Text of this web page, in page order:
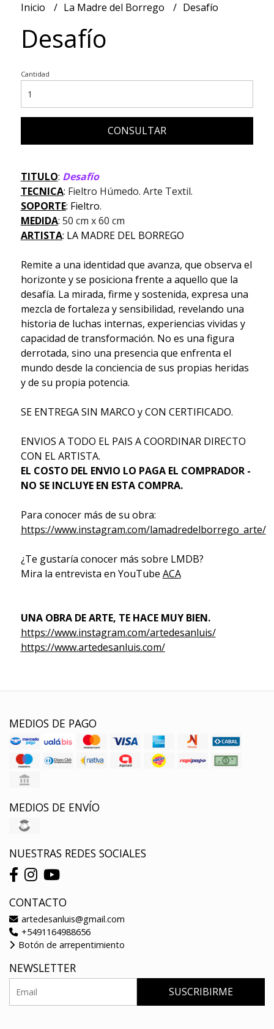
Inicio La Madre del Borrego Desafío
Desafío
Cantidad
CONSULTAR
TITULO: Desafío
TECNICA: Fieltro Húmedo. Arte Textil.
SOPORTE: Fieltro.
MEDIDA: 50 cm x 60 cm
ARTISTA: LA MADRE DEL BORREGO
Remite a una identidad que avanza, que observa el
horizonte y se posiciona frente a aquello que la
desafía. La mirada, firme y sostenida, expresa una
mezcla de fortaleza y sensibilidad, revelando una
historia de luchas internas, experiencias vividas y
capacidad de transformación. No es una figura
derrotada, sino una presencia que enfrenta el
mundo desde la conciencia de sus propias heridas
y de su propia potencia.
SE ENTREGA SIN MARCO y CON CERTIFICADO.
ENVIOS A TODO EL PAIS A COORDINAR DIRECTO
CON EL ARTISTA.
EL COSTO DEL ENVIO LO PAGA EL COMPRADOR -
NO SE INCLUYE EN ESTA COMPRA.
Para conocer más de su obra:
https://www.instagram.com/lamadredelborrego_arte/
¿Te gustaría conocer más sobre LMDB?
Mira la entrevista en YouTube ACA
UNA OBRA DE ARTE, TE HACE MUY BIEN.
https://www.instagram.com/artedesanluis/
https://www.artedesanluis.com/
MEDIOS DE PAGO
MEDIOS DE ENVÍO
NUESTRAS REDES SOCIALES
CONTACTO
artedesanluis@gmail.com
+5491164988656
Botón de arrepentimiento
NEWSLETTER
SUSCRIBIRME